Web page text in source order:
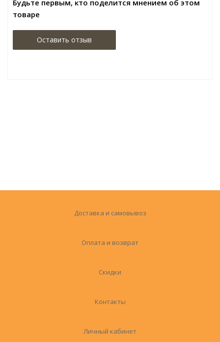
Будьте первым, кто поделится мнением об этом
товаре
Оставить отзыв
Доставка и самовывоз
Оплата и возврат
Скидки
Контакты
Личный кабинет